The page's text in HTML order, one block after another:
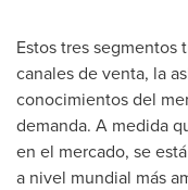
Estos tres segmentos
canales de venta, la
conocimientos del
demanda. A medida
en el mercado, se
a nivel mundial más